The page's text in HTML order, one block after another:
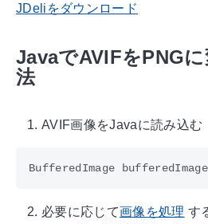
JDeliをダウンロード
JavaでAVIFをPNG
法
AVIF画像をJavaに読み込む
必要に応じて画像を処理 す